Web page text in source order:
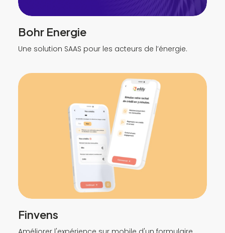
Bohr Energie
Une solution SAAS pour les acteurs de l’énergie.
Finvens